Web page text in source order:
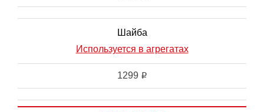
Шайба
Используется в агрегатах
1299 i